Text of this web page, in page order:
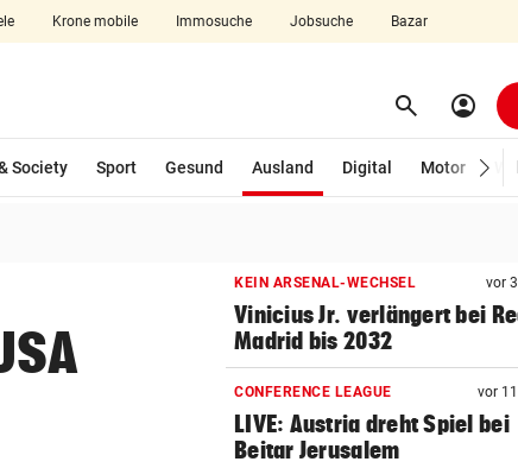
Krone mobile Immosuche Jobsuche Bazar
aufklappen search Suchen
account_circle
Society Sport Gesund Ausland
Digital
Motor
KEIN ARSENAL-WECHSEL vor
Vinicius Jr. verlängert bei
Madrid bis 2032
CONFERENCE LEAGUE vor
LIVE: Austria dreht Spiel bei
Beitar Jerusalem